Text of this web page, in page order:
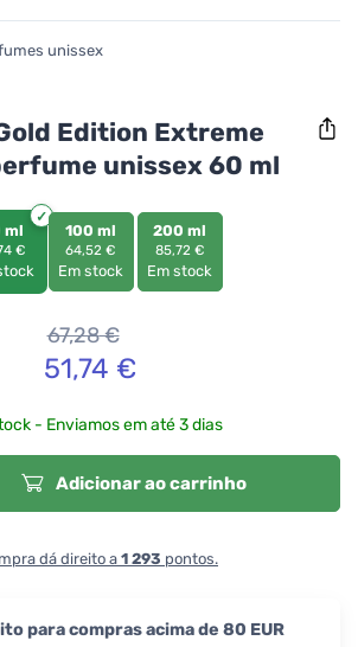
unissex
Edition Extreme
unissex 60 ml
ml
€
100 ml
64,52 €
Em stock
200 ml
85,72 €
Em stock
67,28€
51,74 €
- Enviamos em até 3 dias
Adicionar ao carrinho
dá direito a 1 293 pontos.
para compras acima de 80 EUR